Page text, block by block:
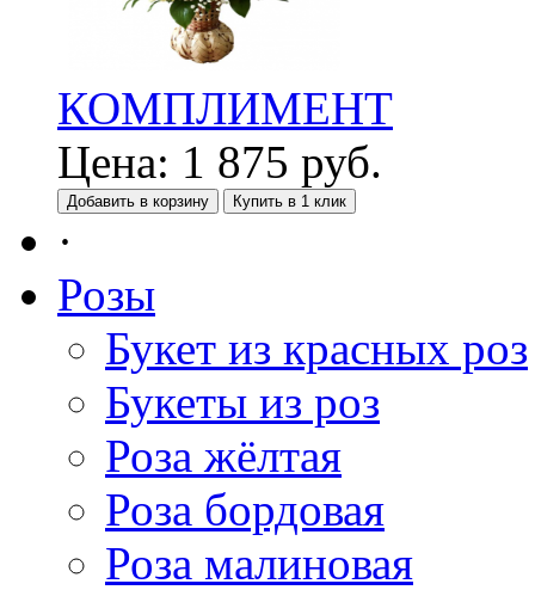
КОМПЛИМЕНТ
Цена: 1 875 руб.
Добавить в корзину Купить в 1 клик
·
Розы
Букет из красных роз
Букеты из роз
Роза жёлтая
Роза бордовая
Роза малиновая